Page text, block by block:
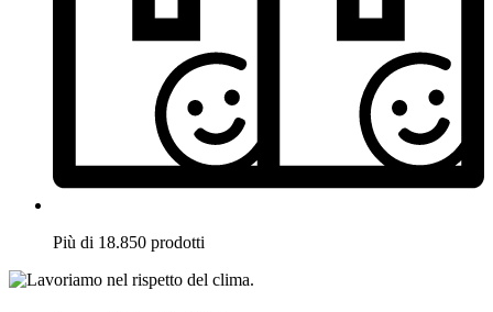
Più di 18.850 prodotti